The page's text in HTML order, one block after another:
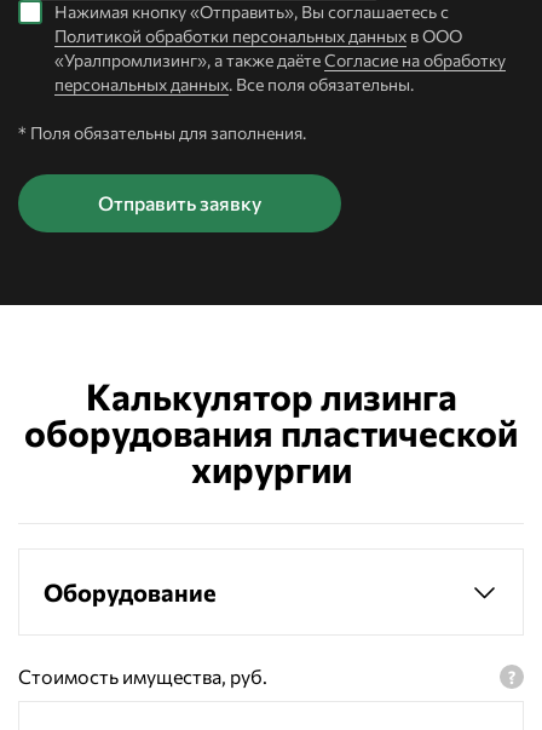
Нажимая кнопку «Отправить», Вы соглашаетесь с
Политикой обработки персональных данных в ООО
«Уралпромлизинг», а также даётеСогласие на обработку
персональных данных. Все поля обязательны.
* Поля обязательны для заполнения.
Калькулятор лизинга
оборудования пластической
хирургии
Оборудование
Стоимость имущества, руб.